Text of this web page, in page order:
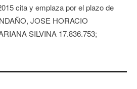
cita y emplaza por el plazo de
JOSE HORACIO
SILVINA 17.836.753;